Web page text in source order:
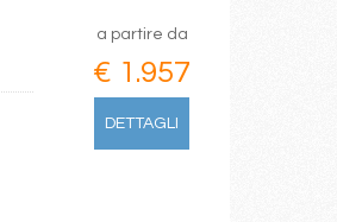
a partire da
€ 1.957
DETTAGLI